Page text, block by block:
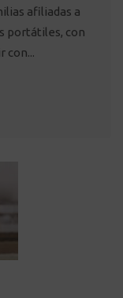
afiliadas a
portátiles, con
con...